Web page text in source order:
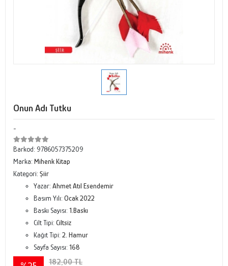
Onun Adı Tutku
-
Barkod: 9786057375209
Marka: Mihenk Kitap
Kategori: Şiir
Yazar: Ahmet Atıl Esendemir
Basım Yılı: Ocak 2022
Baskı Sayısı: 1.Baskı
Cilt Tipi: Ciltsiz
Kağıt Tipi: 2. Hamur
Sayfa Sayısı: 168
182,00 TL